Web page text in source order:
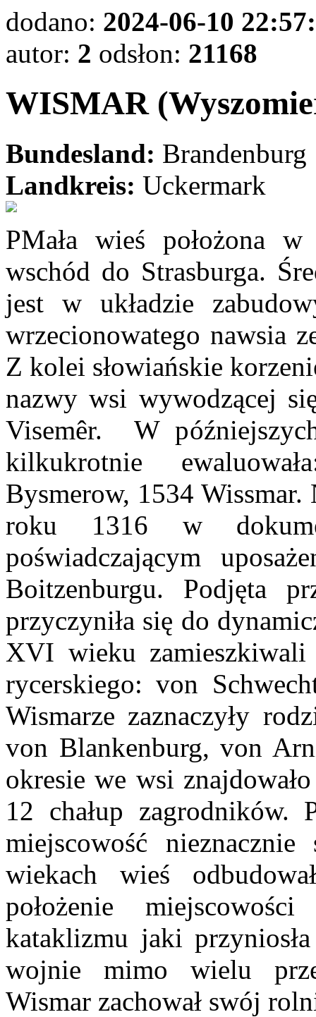
dodano: 2024-06-10
autor: 2 odsłon: 21168
WISMAR
Bundesland: Brandenburg
Landkreis: Uckermark
PMała wieś położona
wschód do Strasburga.
jest w układzie
wrzecionowatego nawsia
Z kolei słowiańskie
nazwy wsi wywodzącej
Visemêr. W
kilkukrotnie
Bysmerow, 1534
roku 1316 w
poświadczającym
Boitzenburgu. Podjęta
przyczyniła się do
XVI wieku zamieszkiwali
rycerskiego: von
Wismarze zaznaczyły
von Blankenburg, von
okresie we wsi
12 chałup zagrodników.
miejscowość
wiekach wieś
położenie
kataklizmu jaki
wojnie mimo wielu
Wismar zachował swój